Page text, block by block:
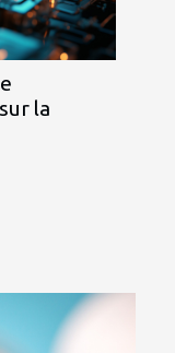
la